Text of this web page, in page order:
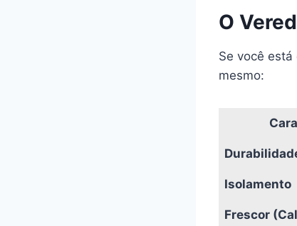
O
Se você
mesmo:
Isolamento
Frescor